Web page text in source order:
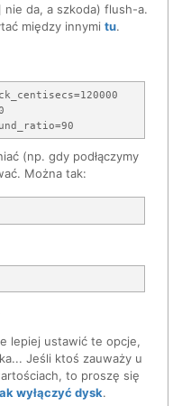
nie da, a szkoda) flush-a.
między innymi tu.
(np. gdy podłączymy
Można tak:
lepiej ustawić te opcje,
Jeśli ktoś zauważy u
to proszę się
wyłączyć dysk.